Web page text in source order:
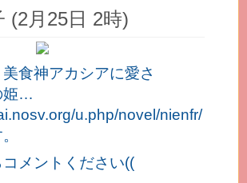
(2月25日 2時)
美食神アカシアに愛さ
姫…
u.php/novel/nienfr/
メントください((